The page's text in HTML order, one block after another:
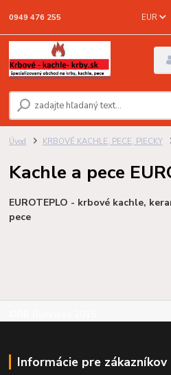
EUR
0949 476 255
Úvod KRBOVÉ KACHLE, PECE, PIECKY
Kachle a pece
EUROTEPLO - krbové kachle,
pece
Informácie pre zákazníkov